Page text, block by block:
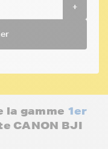
+
la gamme 1er
CANON BJI